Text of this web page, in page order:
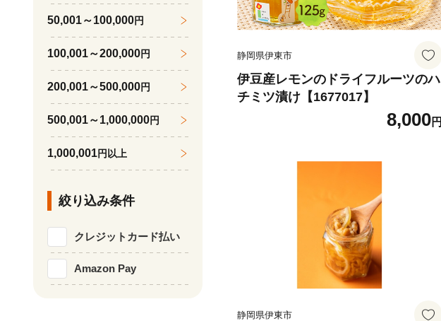
静岡県伊東市
伊豆産レモンのドライフルーツのハ
チミツ漬け【1677017】
8,000円
静岡県伊東市
50,001～100,000円
100,001～200,000円
200,001～500,000円
500,001～1,000,000円
1,000,001円以上
絞り込み条件
クレジットカード払い
Amazon Pay